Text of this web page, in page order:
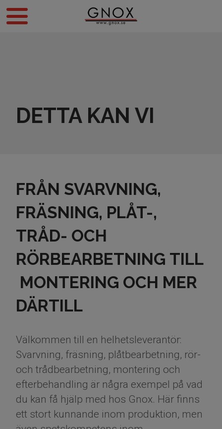
DETTA KAN VI
FRÅN SVARVNING,
FRÄSNING, PLÅT-,
TRÅD- OCH
RÖRBEARBETNING TILL
MONTERING OCH MER
DÄRTILL
Välkommen till en helhetsleverantör:
Svarvning, fräsning, plåtbearbetning, rör-
och trådbearbetning, montering och
efterbehandling är några exempel på vad
du kan få hjälp med hos Gnox. Här finns
ett stort kunnande inom produktion, men